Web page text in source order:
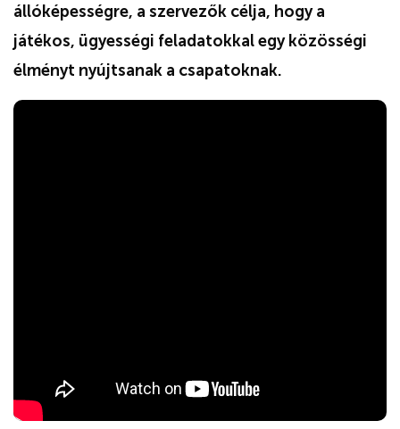
állóképességre, a szervezők célja, hogy a
játékos, ügyességi feladatokkal egy közösségi
élményt nyújtsanak a csapatoknak.